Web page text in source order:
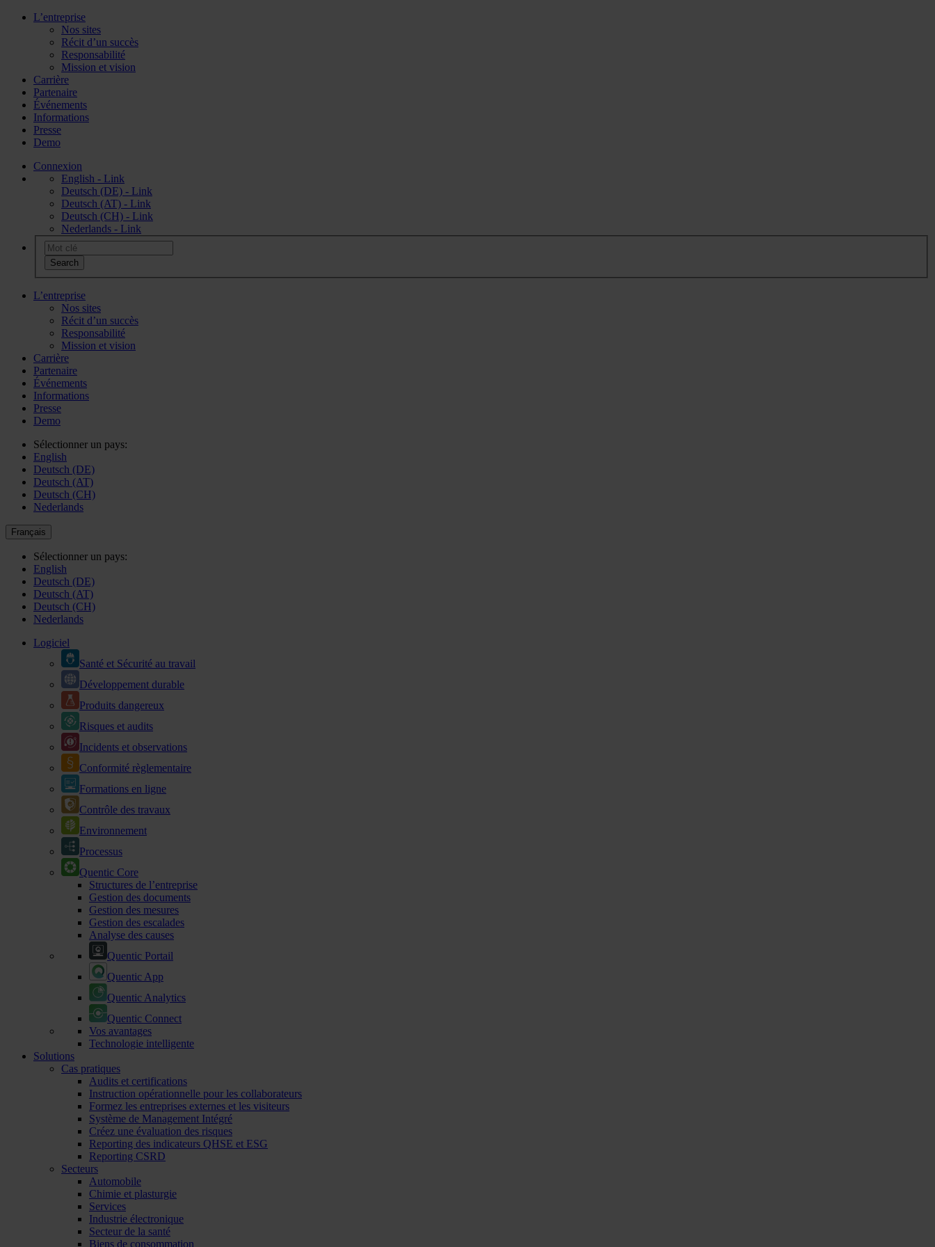
L’entreprise
Nos sites
Récit d’un succès
Responsabilité
Mission et vision
Carrière
Partenaire
Événements
Informations
Presse
Demo
Connexion
English - Link
Deutsch (DE) - Link
Deutsch (AT) - Link
Deutsch (CH) - Link
Nederlands - Link
L’entreprise
Nos sites
Récit d’un succès
Responsabilité
Mission et vision
Carrière
Partenaire
Événements
Informations
Presse
Demo
Sélectionner un pays:
English
Deutsch (DE)
Deutsch (AT)
Deutsch (CH)
Nederlands
Français
Sélectionner un pays:
English
Deutsch (DE)
Deutsch (AT)
Deutsch (CH)
Nederlands
Logiciel
Santé et Sécurité au travail
Développement durable
Produits dangereux
Risques et audits
Incidents et observations
Conformité règlementaire
Formations en ligne
Contrôle des travaux
Environnement
Processus
Quentic Core
Structures de l’entreprise
Gestion des documents
Gestion des mesures
Gestion des escalades
Analyse des causes
Quentic Portail
Quentic App
Quentic Analytics
Quentic Connect
Vos avantages
Technologie intelligente
Solutions
Cas pratiques
Audits et certifications
Instruction opérationnelle pour les collaborateurs
Formez les entreprises externes et les visiteurs
Système de Management Intégré
Créez une évaluation des risques
Reporting des indicateurs QHSE et ESG
Reporting CSRD
Secteurs
Automobile
Chimie et plasturgie
Services
Industrie électronique
Secteur de la santé
Biens de consommation